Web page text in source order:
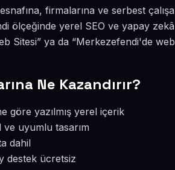
firmalarına ve serbest
ölçeğinde yerel SEO ve yapay
Sitesi” ya da “Merkezefendi'de
Ne Kazandırır?
göre yazılmış yerel içerik
ve uyumlu tasarım
dahil
destek ücretsiz